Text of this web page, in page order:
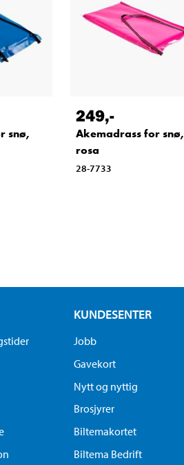
snø,
249,-
Akemadrass for snø,
rosa
28-7733
KUNDESENTER
Jobb
Gavekort
Nytt og nyttig
Brosjyrer
Biltemakortet
Biltema Bedrift